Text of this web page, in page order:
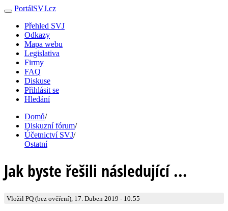
PortálSVJ.cz
Přehled SVJ
Odkazy
Mapa webu
Legislativa
Firmy
FAQ
Diskuse
Přihlásit se
Hledání
Domů/
Diskuzní fórum/
Účetnictví SVJ/
Ostatní
Jak byste řešili následující ...
Vložil PQ (bez ověření), 17. Duben 2019 - 10:55